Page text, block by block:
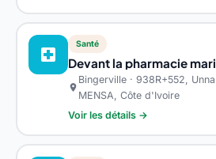
local_hospital
Santé
Devant la pharmacie
location_on
Bingerville · 938R+552,
MENSA, Côte d'Ivoire
Voir les détails →